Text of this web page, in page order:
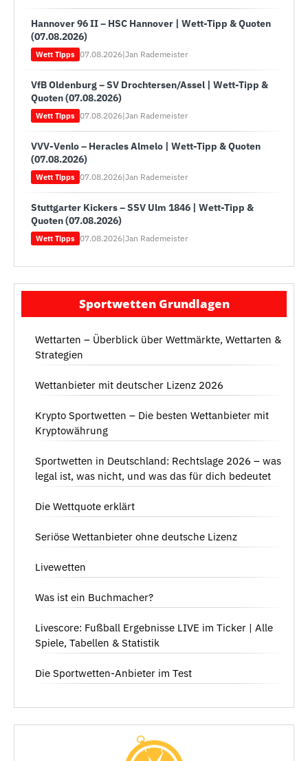
Hannover 96 II – HSC Hannover | Wett-Tipp & Quoten
(07.08.2026)
Wett Tipps 07.08.2026|Jan Rademeister
VfB Oldenburg – SV Drochtersen/Assel | Wett-Tipp &
Quoten (07.08.2026)
Wett Tipps 07.08.2026|Jan Rademeister
VVV-Venlo – Heracles Almelo | Wett-Tipp & Quoten
(07.08.2026)
Wett Tipps 07.08.2026|Jan Rademeister
Stuttgarter Kickers – SSV Ulm 1846 | Wett-Tipp &
Quoten (07.08.2026)
Wett Tipps 07.08.2026|Jan Rademeister
Sportwetten Grundlagen
Wettarten – Überblick über Wettmärkte, Wettarten &
Strategien
Wettanbieter mit deutscher Lizenz 2026
Krypto Sportwetten – Die besten Wettanbieter mit
Kryptowährung
Sportwetten in Deutschland: Rechtslage 2026 – was
legal ist, was nicht, und was das für dich bedeutet
Die Wettquote erklärt
Seriöse Wettanbieter ohne deutsche Lizenz
Livewetten
Was ist ein Buchmacher?
Livescore: Fußball Ergebnisse LIVE im Ticker | Alle
Spiele, Tabellen & Statistik
Die Sportwetten-Anbieter im Test